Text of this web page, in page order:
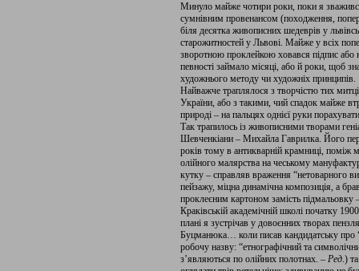
Минуло майже чотири роки, поки я
сумнівним провенансом (походження,
біля десятка живописних шедеврів у
старожитностей у Львові. Майже у всіх
зворотною проклейкою ховався підпис або
певності займало місяці, або й роки, щоб
художнього методу чи художніх принципів.
Найважче траплялося з творчістю тих
України, або з такими, чий спадок майже
природі – на пальцях однієї руки
Так трапилось із живописними творами
Шевченкіани – Михайла Гаврилка. Його
років тому в антикварній крамниці, поміж
олійного малярства на чеському
кутку – справляв враження “нетоварного
пейзажу, міцна динамічна композиція, а
проклеєним картоном замість підмальовку
Краківській академічній школі початку
плані я зустрічав у довоєнних творах
Буцманюка… коли писав кандидатську про
робочу назву: “етнографічний та
з’являються по олійних полотнах. – Ред.)